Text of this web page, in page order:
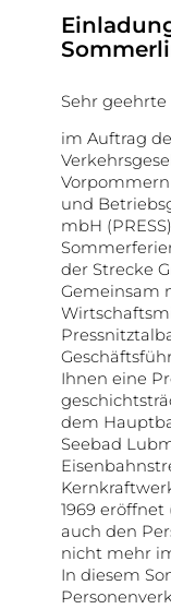
Sehr
im Auftrag
und
mbH
der Strecke
Gemeinsam
Ihnen eine
dem
Seebad
1969
auch den
nicht mehr
In diesem